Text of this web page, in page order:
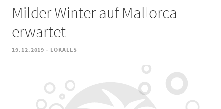
Milder Winter auf Mallorca
erwartet
19.12.2019 - LOKALES